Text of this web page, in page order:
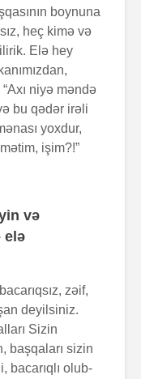
boynuna
heç kimə və
Elə hey
niyə məndə
bu qədər irəli
yoxdur,
işim?!”
və
elə
zəif,
deyilsiniz.
Sizin
başqaları sizin
bacarıqlı olub-